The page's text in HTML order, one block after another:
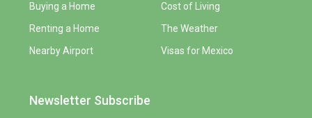
Buying a Home
Renting a Home
Nearby Airport
Cost of Living
The Weather
Visas for Mexico
Newsletter Subscribe